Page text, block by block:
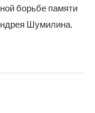
борьбе памяти
Шумилина.